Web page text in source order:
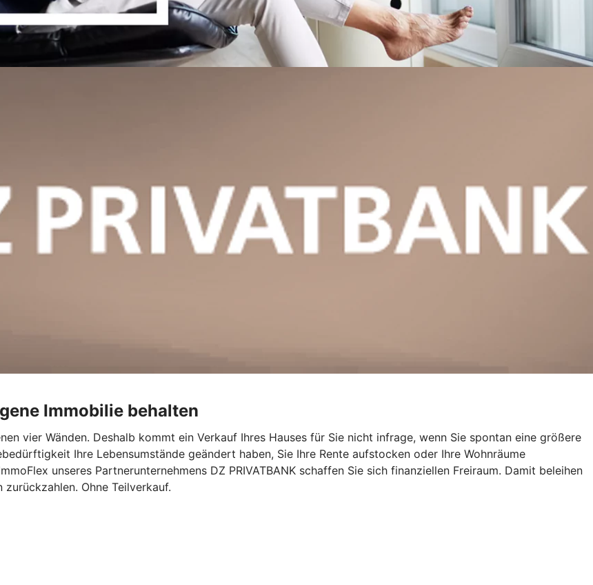
Immobilie behalten
vier Wänden. Deshalb kommt ein Verkauf Ihres Hauses für Sie nicht infrage, wenn Sie spontan eine größere
Ihre Lebensumstände geändert haben, Sie Ihre Rente aufstocken oder Ihre Wohnräume
unseres Partnerunternehmens DZ PRIVATBANK schaffen Sie sich finanziellen Freiraum. Damit beleihen
Ohne Teilverkauf.